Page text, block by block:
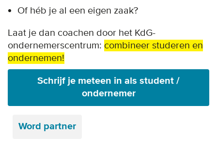
Of héb je al een eigen zaak?
Laat je dan coachen door het KdG-
ondernemerscentrum: combineer studeren en
ondernemen!
Schrijf je meteen in als student /
ondernemer
Word partner